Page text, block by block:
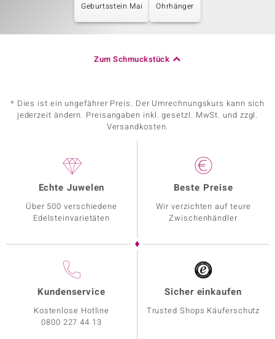
Geburtsstein Mai Ohrhänger
Zum Schmuckstück
* Dies ist ein ungefährer Preis. Der Umrechnungskurs kann sich
jederzeit ändern. Preisangaben inkl. gesetzl. MwSt. und zzgl.
Versandkosten.
Echte Juwelen
Über 500 verschiedene
Edelsteinvarietäten
Beste Preise
Wir verzichten auf teure
Zwischenhändler
Kundenservice
Kostenlose Hotline
0800 227 44 13
Sicher einkaufen
Trusted Shops Käuferschutz